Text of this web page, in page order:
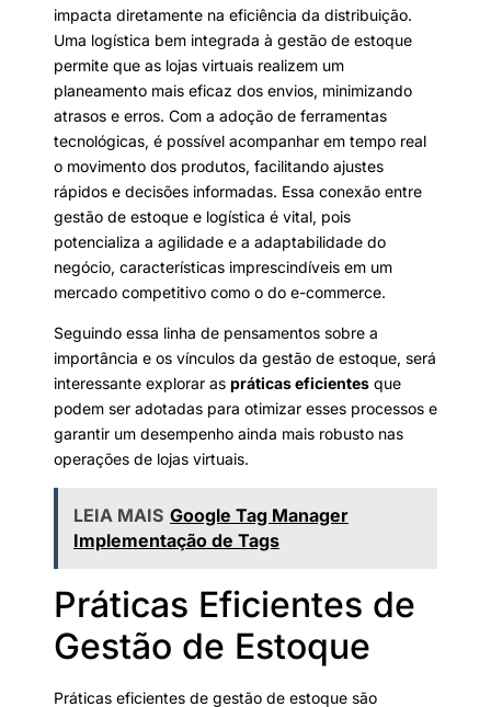
impacta diretamente na eficiência da distribuição.
Uma logística bem integrada à gestão de estoque
permite que as lojas virtuais realizem um
planeamento mais eficaz dos envios, minimizando
atrasos e erros. Com a adoção de ferramentas
tecnológicas, é possível acompanhar em tempo real
o movimento dos produtos, facilitando ajustes
rápidos e decisões informadas. Essa conexão entre
gestão de estoque e logística é vital, pois
potencializa a agilidade e a adaptabilidade do
negócio, características imprescindíveis em um
mercado competitivo como o do e-commerce.
Seguindo essa linha de pensamentos sobre a
importância e os vínculos da gestão de estoque, será
interessante explorar as práticas eficientes que
podem ser adotadas para otimizar esses processos e
garantir um desempenho ainda mais robusto nas
operações de lojas virtuais.
LEIA MAIS Google Tag Manager
Implementação de Tags
Práticas Eficientes de
Gestão de Estoque
Práticas eficientes de gestão de estoque são